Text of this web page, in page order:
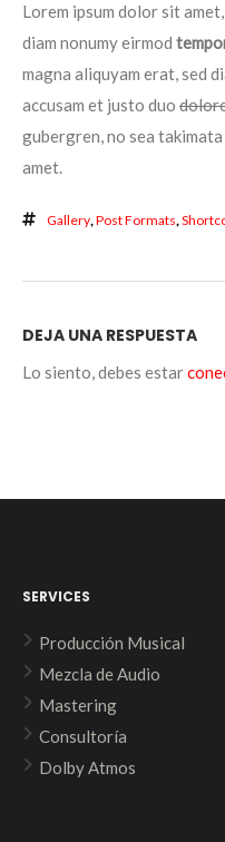
Lorem ipsum dolor sit
diam nonumy eirmod
magna aliquyam erat, sed
accusam et justo duo
gubergren, no sea
amet.
Gallery,Post Formats,
DEJA UNA RESPUESTA
Lo siento, debes estar
SERVICES
Producción Musical
Mezcla de Audio
Mastering
Consultoría
Dolby Atmos